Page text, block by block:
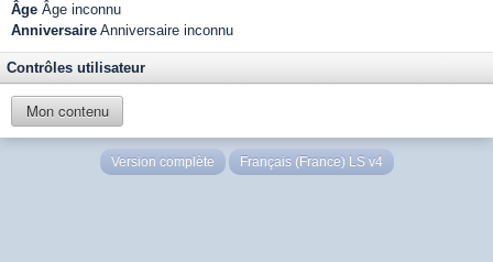
Âge Âge inconnu
Anniversaire Anniversaire inconnu
Contrôles utilisateur
Mon contenu
Version complète Français (France) LS v4